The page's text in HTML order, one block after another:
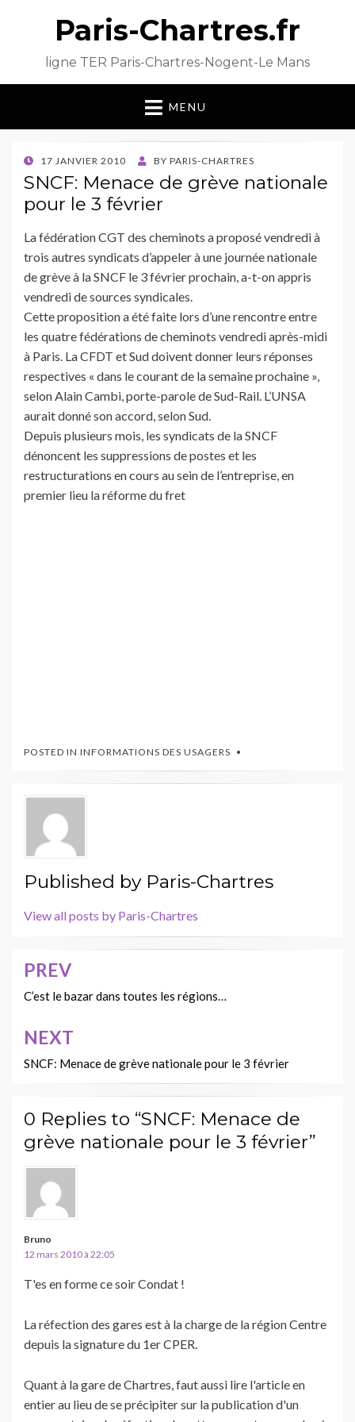
Paris-Chartres.fr
ligne TER Paris-Chartres-Nogent-Le Mans
MENU
POSTED
ON
17 JANVIER 2010 BY PARIS-CHARTRES
SNCF: Menace de grève nationale
pour le 3 février
La fédération CGT des cheminots a proposé vendredi à
trois autres syndicats d’appeler à une journée nationale
de grève à la SNCF le 3 février prochain, a-t-on appris
vendredi de sources syndicales.
Cette proposition a été faite lors d’une rencontre entre
les quatre fédérations de cheminots vendredi après-midi
à Paris. La CFDT et Sud doivent donner leurs réponses
respectives « dans le courant de la semaine prochaine »,
selon Alain Cambi, porte-parole de Sud-Rail. L’UNSA
aurait donné son accord, selon Sud.
Depuis plusieurs mois, les syndicats de la SNCF
dénoncent les suppressions de postes et les
restructurations en cours au sein de l’entreprise, en
premier lieu la réforme du fret
POSTED IN INFORMATIONS DES USAGERS
Published by Paris-Chartres
View all posts by Paris-Chartres
Navigation
de
l’article
PREV
C’est le bazar dans toutes les régions…
NEXT
SNCF: Menace de grève nationale pour le 3 février
0 Replies to “SNCF: Menace de
grève nationale pour le 3 février”
Bruno
12 mars 2010 à 22:05
T'es en forme ce soir Condat !
La réfection des gares est à la charge de la région Centre
depuis la signature du 1er CPER.
Quant à la gare de Chartres, faut aussi lire l'article en
entier au lieu de se précipiter sur la publication d'un